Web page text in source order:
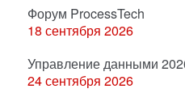
Форум ProcessTech
18 сентября 2026
Управление данными
24 сентября 2026